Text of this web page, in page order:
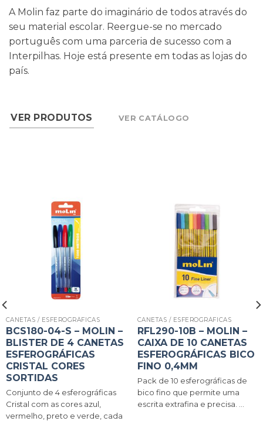
A Molin faz parte do imaginário de todos através do
seu material escolar. Reergue-se no mercado
português com uma parceria de sucesso com a
Interpilhas. Hoje está presente em todas as lojas do
país.
VER PRODUTOS VER CATÁLOGO
CANETAS / ESFEROGRÁFICAS
BCS180-04-S – MOLIN –
BLISTER DE 4 CANETAS
ESFEROGRÁFICAS
CRISTAL CORES
SORTIDAS
Conjunto de 4 esferográficas
Cristal com as cores azul,
vermelho, preto e verde, cada
CANETAS / ESFEROGRÁFICAS
RFL290-10B – MOLIN –
CAIXA DE 10 CANETAS
ESFEROGRÁFICAS BICO
FINO 0,4MM
Pack de 10 esferográficas de
bico fino que permite uma
escrita extrafina e precisa. ...